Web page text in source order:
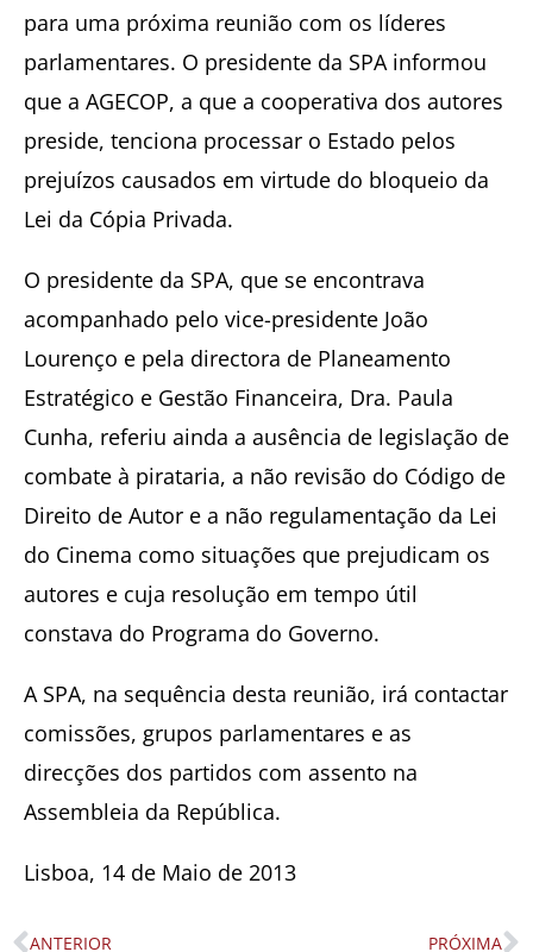
para uma próxima reunião com os líderes
parlamentares. O presidente da SPA informou
que a AGECOP, a que a cooperativa dos autores
preside, tenciona processar o Estado pelos
prejuízos causados em virtude do bloqueio da
Lei da Cópia Privada.
O presidente da SPA, que se encontrava
acompanhado pelo vice-presidente João
Lourenço e pela directora de Planeamento
Estratégico e Gestão Financeira, Dra. Paula
Cunha, referiu ainda a ausência de legislação de
combate à pirataria, a não revisão do Código de
Direito de Autor e a não regulamentação da Lei
do Cinema como situações que prejudicam os
autores e cuja resolução em tempo útil
constava do Programa do Governo.
A SPA, na sequência desta reunião, irá contactar
comissões, grupos parlamentares e as
direcções dos partidos com assento na
Assembleia da República.
Lisboa, 14 de Maio de 2013
ANTERIOR PRÓXIMA